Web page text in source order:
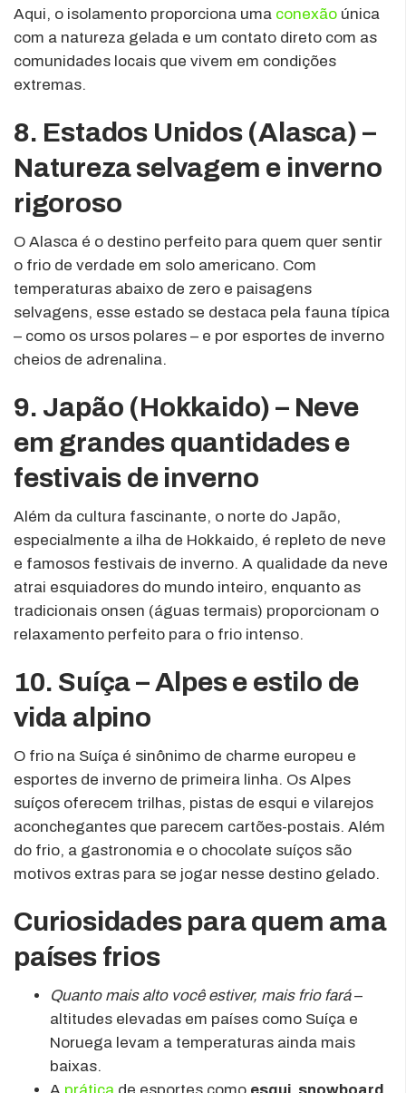
Aqui, o isolamento proporciona uma conexão única
com a natureza gelada e um contato direto com as
comunidades locais que vivem em condições
extremas.
8. Estados Unidos (Alasca) –
Natureza selvagem e inverno
rigoroso
O Alasca é o destino perfeito para quem quer sentir
o frio de verdade em solo americano. Com
temperaturas abaixo de zero e paisagens
selvagens, esse estado se destaca pela fauna típica
– como os ursos polares – e por esportes de inverno
cheios de adrenalina.
9. Japão (Hokkaido) – Neve
em grandes quantidades e
festivais de inverno
Além da cultura fascinante, o norte do Japão,
especialmente a ilha de Hokkaido, é repleto de neve
e famosos festivais de inverno. A qualidade da neve
atrai esquiadores do mundo inteiro, enquanto as
tradicionais onsen (águas termais) proporcionam o
relaxamento perfeito para o frio intenso.
10. Suíça – Alpes e estilo de
vida alpino
O frio na Suíça é sinônimo de charme europeu e
esportes de inverno de primeira linha. Os Alpes
suíços oferecem trilhas, pistas de esqui e vilarejos
aconchegantes que parecem cartões-postais. Além
do frio, a gastronomia e o chocolate suíços são
motivos extras para se jogar nesse destino gelado.
Curiosidades para quem ama
países frios
Quanto mais alto você estiver, mais frio fará–
altitudes elevadas em países como Suíça e
Noruega levam a temperaturas ainda mais
baixas.
A prática de esportes como esqui, snowboard